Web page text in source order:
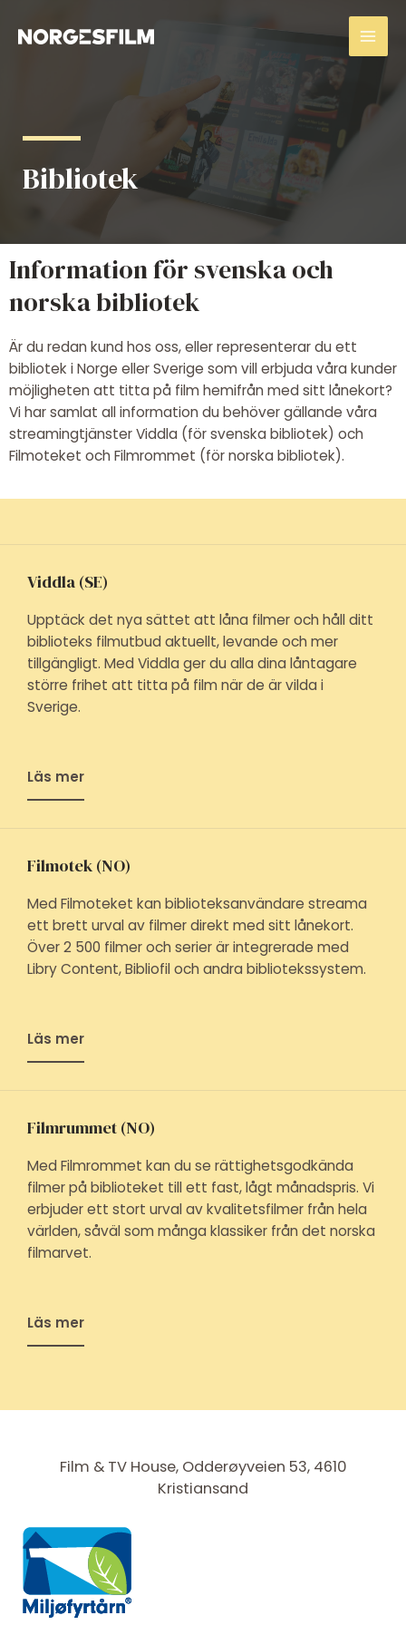
Bibliotek
Information för svenska och
norska bibliotek
Är du redan kund hos oss, eller representerar du ett
bibliotek i Norge eller Sverige som vill erbjuda våra kunder
möjligheten att titta på film hemifrån med sitt lånekort?
Vi har samlat all information du behöver gällande våra
streamingtjänster Viddla (för svenska bibliotek) och
Filmoteket och Filmrommet (för norska bibliotek).
Viddla (SE)
Upptäck det nya sättet att låna filmer och håll ditt
biblioteks filmutbud aktuellt, levande och mer
tillgängligt. Med Viddla ger du alla dina låntagare
större frihet att titta på film när de är vilda i
Sverige.
Läs mer
Filmotek (NO)
Med Filmoteket kan biblioteksanvändare streama
ett brett urval av filmer direkt med sitt lånekort.
Över 2 500 filmer och serier är integrerade med
Libry Content, Bibliofil och andra bibliotekssystem.
Läs mer
Filmrummet (NO)
Med Filmrommet kan du se rättighetsgodkända
filmer på biblioteket till ett fast, lågt månadspris. Vi
erbjuder ett stort urval av kvalitetsfilmer från hela
världen, såväl som många klassiker från det norska
filmarvet.
Läs mer
Film & TV House, Odderøyveien 53, 4610
Kristiansand